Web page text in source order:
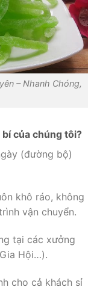
– Nhanh Chóng,
của chúng tôi?
(đường bộ)
khô ráo, không
vận chuyển.
tại các xưởng
Hội…).
cho cả khách sỉ